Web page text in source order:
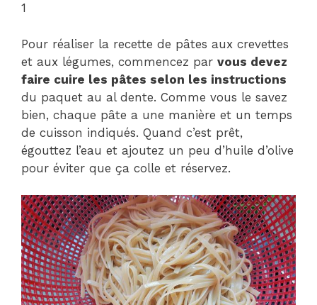
1
Pour réaliser la recette de pâtes aux crevettes
et aux légumes, commencez par vous devez
faire cuire les pâtes selon les instructions
du paquet au al dente. Comme vous le savez
bien, chaque pâte a une manière et un temps
de cuisson indiqués. Quand c’est prêt,
égouttez l’eau et ajoutez un peu d’huile d’olive
pour éviter que ça colle et réservez.